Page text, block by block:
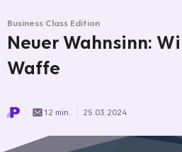
Business Class Edition
Neuer Wahnsinn:
Waffe
12 min. 25.03.2024